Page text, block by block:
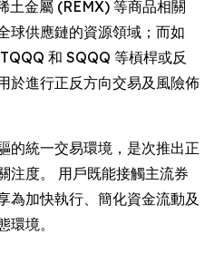
土金屬 (REMX) 等商品相關
球供應鏈的資源領域；而如
和 SQQQ 等槓桿或反
於進行正反方向交易及風險佈
的統一交易環境，是次推出正
注度。 用戶既能接觸主流券
為加快執行、簡化資金流動及
境。